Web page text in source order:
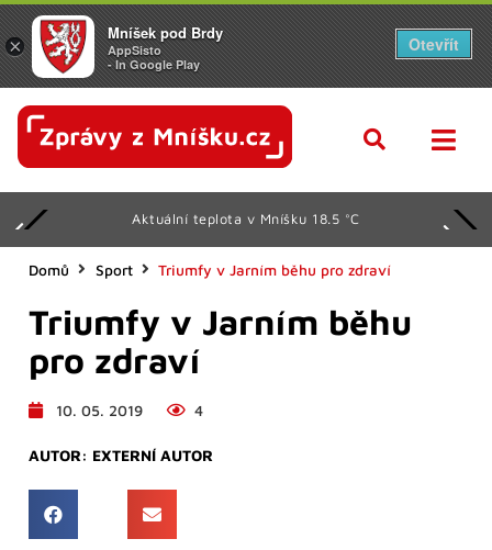
Aktuální teplota v Mníšku 18.5 °C
Domů Sport Triumfy v Jarním běhu pro zdraví
Triumfy v Jarním běhu
pro zdraví
10. 05. 2019 4
AUTOR: EXTERNÍ AUTOR
×
Mníšek pod Brdy
AppSisto
- In Google Play
Otevřít